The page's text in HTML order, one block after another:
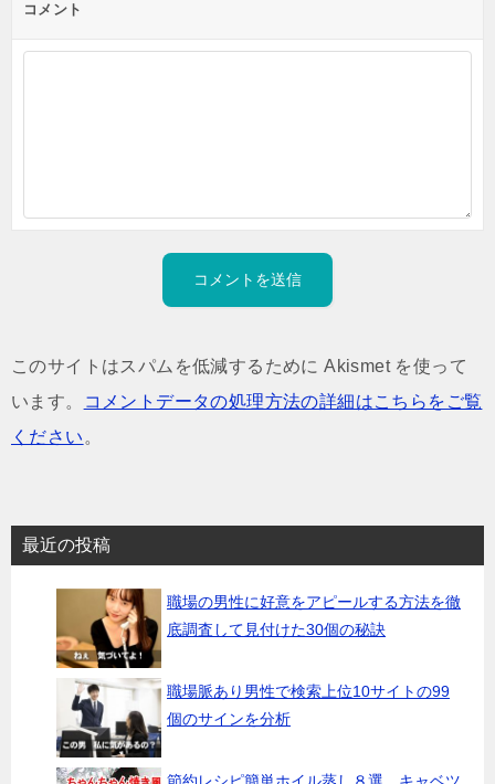
コメント
このサイトはスパムを低減するために Akismet を使って
います。
コメントデータの処理方法の詳細はこちらをご覧
ください 。
最近の投稿
職場の男性に好意をアピールする方法を徹
底調査して見付けた30個の秘訣
職場脈あり男性で検索上位10サイトの99
個のサインを分析